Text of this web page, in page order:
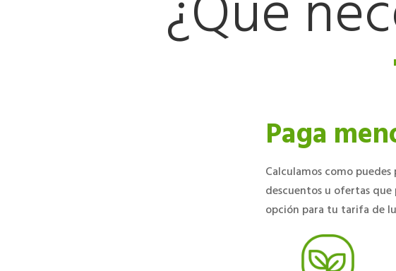
Paga
Calculamos como
descuentos u ofertas
opción para tu tarifa de